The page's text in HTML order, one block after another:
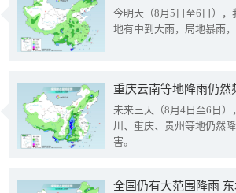
今明天（8月5日至6日）
地有中到大雨，局地暴雨
重庆云南等地降雨仍然
未来三天（8月4日至6日
川、重庆、贵州等地仍然
害。
全国仍有大范围降雨